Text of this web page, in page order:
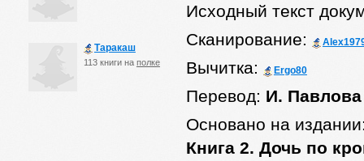
Таракаш
113 книги на полке
Исходный текст
Сканирование:
Вычитка: Ergo80
Перевод: И. Павлова
Основано на
Книга 2. Дочь по